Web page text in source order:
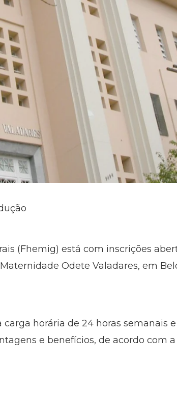
(Fhemig) está com inscrições
Odete Valadares, em
horária de 24 horas semanais e
e benefícios, de acordo com